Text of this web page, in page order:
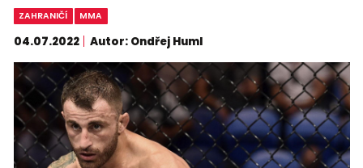
ZAHRANIČÍ MMA
04.07.2022 Autor: Ondřej Huml